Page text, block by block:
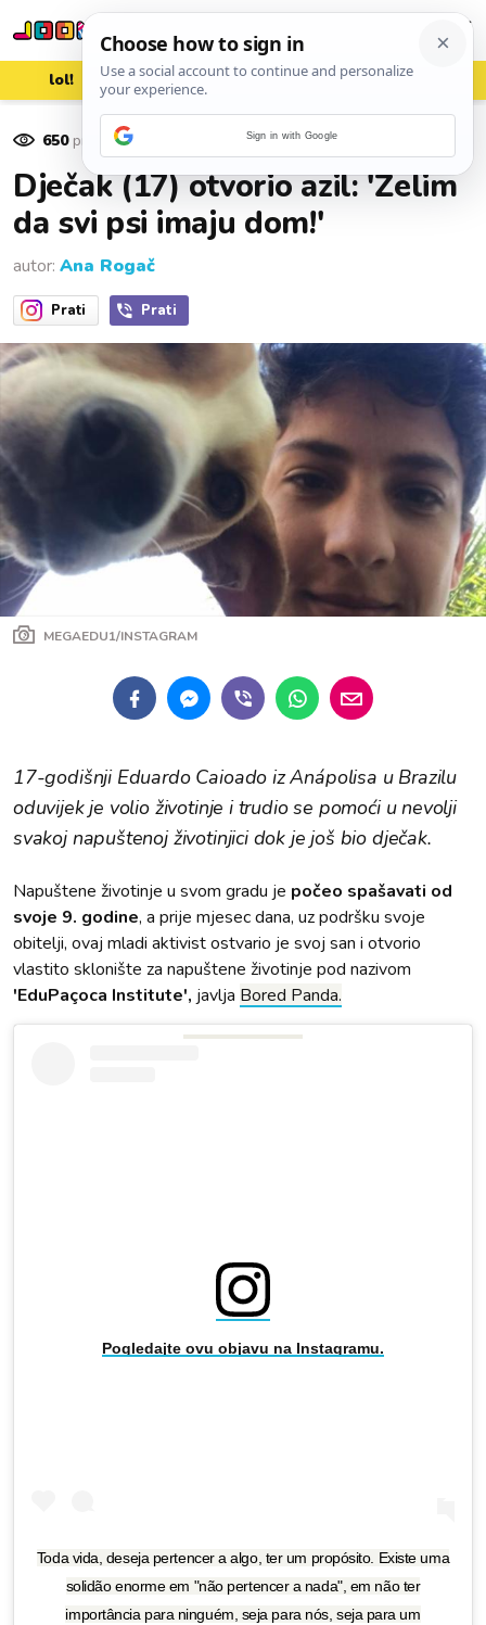
lol! aww vrh! woot?!
650pregleda
Dječak (17) otvorio azil: 'Želim
da svi psi imaju dom!'
autor: Ana Rogač
Prati Prati
MEGAEDU1/INSTAGRAM
17-godišnji Eduardo Caioado iz Anápolisa u Brazilu
oduvijek je volio životinje i trudio se pomoći u nevolji
svakoj napuštenoj životinjici dok je još bio dječak.
Napuštene životinje u svom gradu je počeo spašavati od
svoje 9. godine, a prije mjesec dana, uz podršku svoje
obitelji, ovaj mladi aktivist ostvario je svoj san i otvorio
vlastito sklonište za napuštene životinje pod nazivom
'EduPaçoca Institute', javlja Bored Panda.
Pogledajte ovu objavu na Instagramu.
Toda vida, deseja pertencer a algo, ter um propósito. Existe uma
solidão enorme em "não pertencer a nada", em não ter
importância para ninguém, seja para nós, seja para um
Sign in with Google